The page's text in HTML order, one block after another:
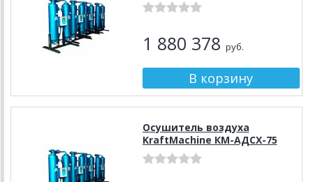
1 880 378 руб.
Осушитель воздуха
KraftMachine КМ-АДСХ-75